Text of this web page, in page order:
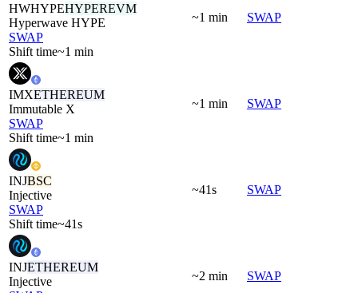
HWHYPEHYPEREVM
Hyperwave HYPE
SWAP
Shift time~1 min
~1 min SWAP
IMXETHEREUM
Immutable X
SWAP
Shift time~1 min
~1 min SWAP
INJBSC
Injective
SWAP
Shift time~41s
~41s SWAP
INJETHEREUM
Injective
~2 min SWAP